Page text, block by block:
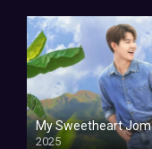
My Sweetheart Jom
2025